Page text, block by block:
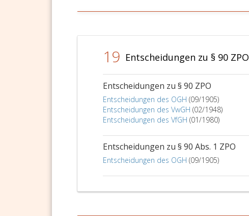
19 Entscheidungen zu § 90 ZPO
Entscheidungen zu § 90 ZPO
Entscheidungen des OGH (09/1905)
Entscheidungen des VwGH (02/1948)
Entscheidungen des VfGH (01/1980)
Entscheidungen zu § 90 Abs. 1 ZPO
Entscheidungen des OGH (09/1905)